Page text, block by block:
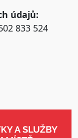
údajů:
833 524